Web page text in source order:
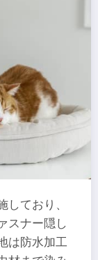
しており、
スナー隠し
は防水加工